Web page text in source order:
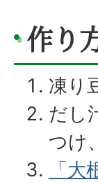
作り
凍り
だし
つけ
「